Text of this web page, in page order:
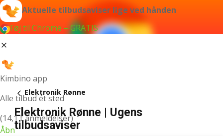
Aktuelle tilbudsaviser lige ved hånden
Føj til Chrome – GRATIS
Kimbino app
Alle tilbud ét sted
(14,1 t anmeldelser)
Åbn
Elektronik Rønne
Elektronik Rønne | Ugens
tilbudsaviser